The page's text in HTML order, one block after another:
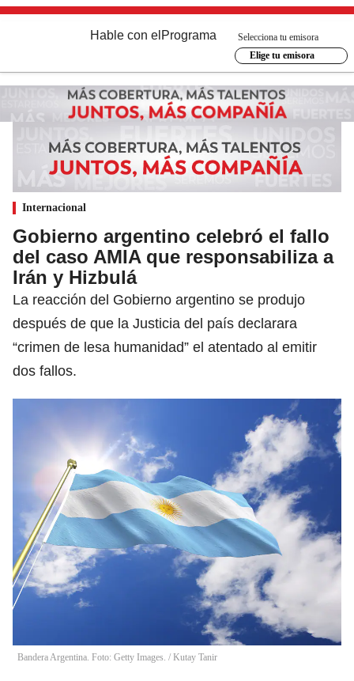
Hable con el Programa
Selecciona tu emisora
Elige tu emisora
Internacional
Gobierno argentino celebró el fallo
del caso AMIA que responsabiliza a
Irán y Hizbulá
La reacción del Gobierno argentino se produjo
después de que la Justicia del país declarara
“crimen de lesa humanidad” el atentado al emitir
dos fallos.
Bandera Argentina. Foto: Getty Images. / Kutay Tanir